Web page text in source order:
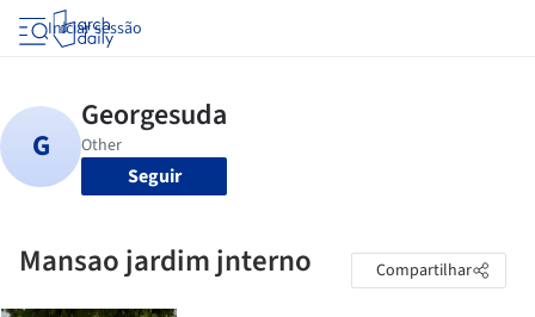
Iniciar sessão
Seguir
Mansao jardim jnterno Compartilhar